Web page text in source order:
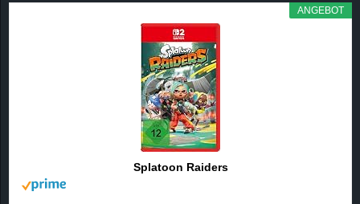
ANGEBOT
Splatoon Raiders